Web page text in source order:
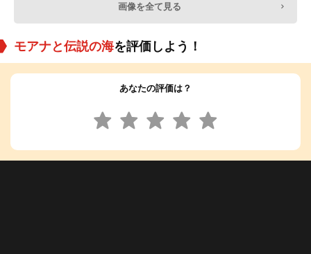
画像を全て見る
モアナと伝説の海を評価しよう！
あなたの評価は？